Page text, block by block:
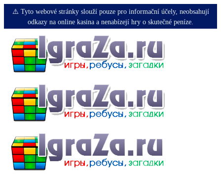
⚠️ Tyto webové stránky slouží pouze pro informační účely, neobsahují
odkazy na online kasina a nenabízejí hry o skutečné peníze.